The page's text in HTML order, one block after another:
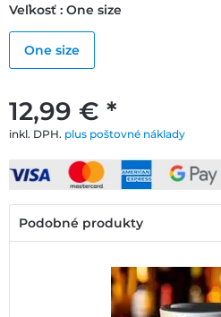
12,99 € *
inkl. DPH. plus poštovné náklady
Veľkosť : One size
One size
Podobné produkty